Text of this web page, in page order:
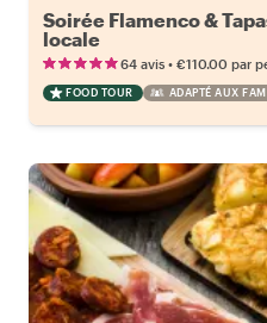
Soirée Flamenco &
locale
64 avis • €110.00 par
FOOD TOUR ADAPTÉ AUX